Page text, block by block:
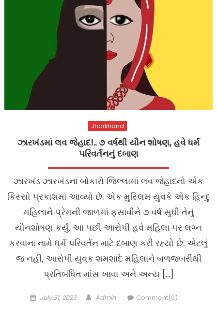
Jharkhand
ઝારખંડમાં લવ જેહાદ!.. ૭ વર્ષથી યૌન શોષણ, હવે ધર્મ
પરિવર્તનનું દબાણ
ઝારખંડ ઝારખંડના બોકારો જિલ્લામાં લવ જેહાદનો એક
કિસ્સો પ્રકાશમાં આવ્યો છે. એક મુસ્લિમ યુવકે એક હિન્દુ
મહિલાને પ્રેમની જાળમાં ફસાવીને ૭ વર્ષ સુધી તેનું
યૌનશોષણ કર્યું. આ પછી આરોપી હવે મહિલા પર લગ્ન
કરવાના નામે ધર્મ પરિવર્તન માટે દબાણ કરી રહ્યો છે. એટલું
જ નહીં, આરોપી યુવક શમશાદે મહિલાને બળજબરીથી
પ્રતિબંધિત માંસ ખાવા અને અન્ય […]
Posted
July 31, 2023 Author
Admin Comment(0)